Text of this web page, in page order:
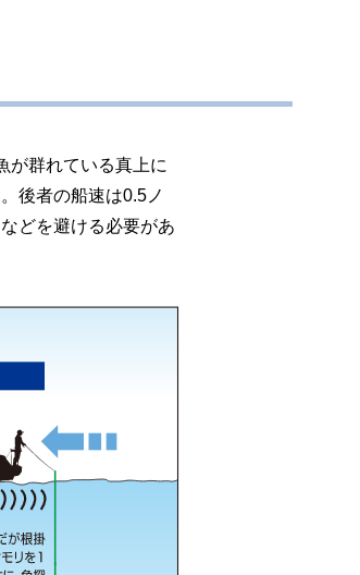
が群れている真上に
後者の船速は0.5ノ
どを避ける必要があ